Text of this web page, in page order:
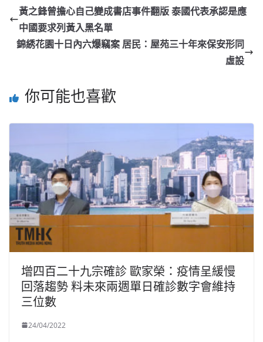
黃之鋒曾擔心自己變成書店事件翻版 泰國代表承認是應
中國要求列黃入黑名單
錦綉花園十日內六爆竊案 居民：屋苑三十年來保安形同
虛設
你可能也喜歡
增四百二十九宗確診 歐家榮：疫情呈緩慢
回落趨勢 料未來兩週單日確診數字會維持
三位數
24/04/2022